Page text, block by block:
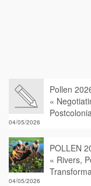
Pollen
«
04/05/2026
POLLEN
« Rivers,
04/05/2026